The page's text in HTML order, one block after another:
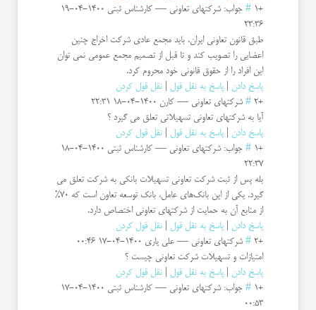
+1
# جواب: شرکتهای تعاونی — کارشناس ثبتی
1400-04-19
23:36
طبق قانون تعاونی ایران، باید مجمع عادی شرکت اخراج چنین
اعضایی را تصویب کند و تا قبل از تصمیم مجمع عمومی نمی توان
این افراد را از حقوق قانونی خود محروم کرد.
پاسخ دادن
پاسخ به نقل قول
نقل قول کردن
+2
# شرکتهای تعاونی — کارن 1400-04-18 22:31
آیا به شرکتهای تعاونی تسهیلاتی تعلق می گیرد ؟
پاسخ دادن
پاسخ به نقل قول
نقل قول کردن
+1
# جواب: شرکتهای تعاونی — کارشناس ثبتی
1400-04-18
22:37
بله پس از ثبت شرکت تعاونی تسهیلات بانکی به شرکت تعلق می
گیرد. یکی از این بانک‌های عامل، بانک توسعه تعاون است که ۷۰%
از منابع آن به حمایت از شرکتهای تعاونی اختصاص دارد.
پاسخ دادن
پاسخ به نقل قول
نقل قول کردن
+2
# شرکتهای تعاونی — علی یاری 1400-04-17 00:46
امتیازات و تسهیلات شرکت تعاونی چیست ؟
پاسخ دادن
پاسخ به نقل قول
نقل قول کردن
+1
# جواب: شرکتهای تعاونی — کارشناس ثبتی
1400-04-17
00:53